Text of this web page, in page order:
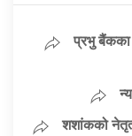
प्रभु बैंकका
शशांकको